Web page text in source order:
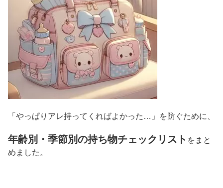
「やっぱりアレ持ってくればよかった…」を防ぐために、
年齢別・季節別の持ち物チェックリスト をまと
めました。